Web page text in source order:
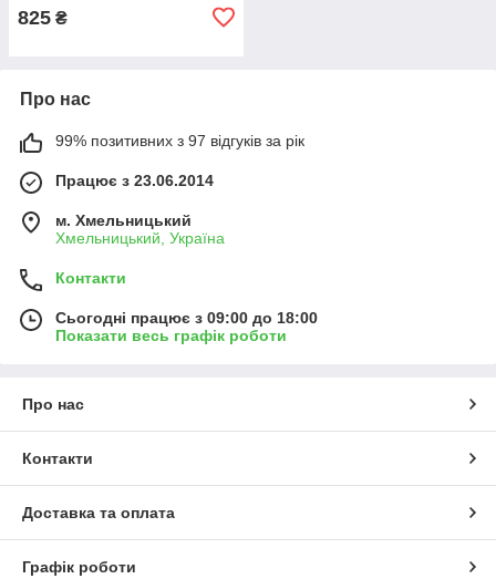
825 ₴
Про нас
99% позитивних з 97 відгуків за рік
Працює з 23.06.2014
м. Хмельницький
Хмельницький, Україна
Контакти
Сьогодні працює з 09:00 до 18:00
Показати весь графік роботи
Про нас
Контакти
Доставка та оплата
Графік роботи